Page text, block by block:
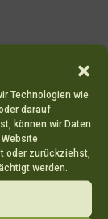
Technologien wie
darauf
können wir Daten
oder zurückziehst,
werden.